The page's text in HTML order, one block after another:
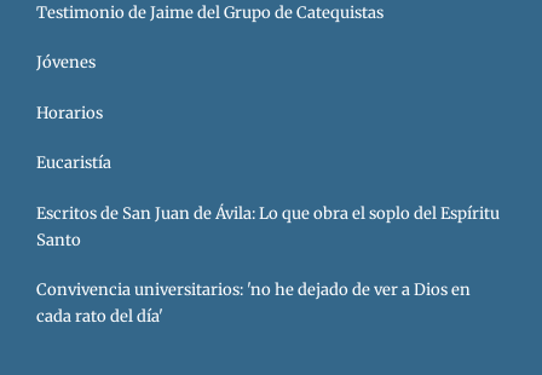
Testimonio de Jaime del Grupo de Catequistas
Jóvenes
Horarios
Eucaristía
Escritos de San Juan de Ávila: Lo que obra el soplo del Espíritu
Santo
Convivencia universitarios: 'no he dejado de ver a Dios en
cada rato del día'